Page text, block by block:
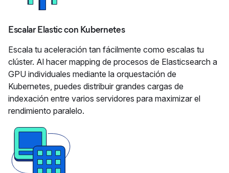
Escalar Elastic con Kubernetes
Escala tu aceleración tan fácilmente como escalas tu
clúster. Al hacer mapping de procesos de Elasticsearch a
GPU individuales mediante la orquestación de
Kubernetes, puedes distribuir grandes cargas de
indexación entre varios servidores para maximizar el
rendimiento paralelo.